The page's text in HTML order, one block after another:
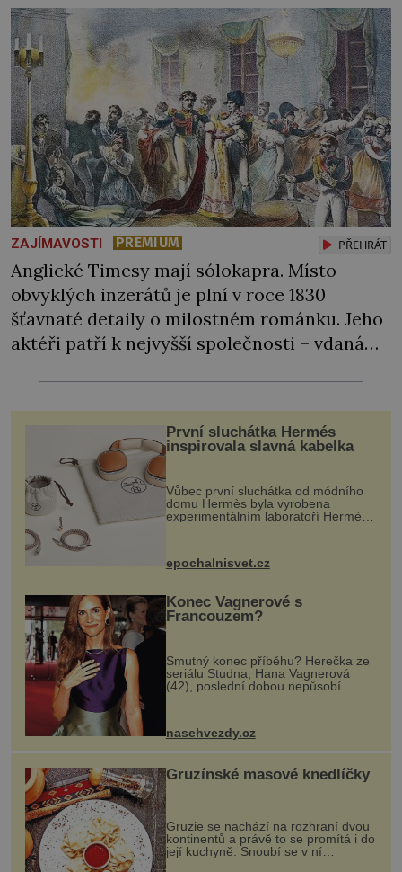
[…]
ZAJÍMAVOSTI PREMIUM PŘEHRÁT
Anglické Timesy mají sólokapra. Místo
obvyklých inzerátů je plní v roce 1830
šťavnaté detaily o milostném románku. Jeho
aktéři patří k nejvyšší společnosti – vdaná
divadla… Diplomatickou obratností se blížil
svému vzoru, kancléři Klemensi
Metternichovi (1773–1859). Stejně jako on se
mohl Felix Schwarzenberg […]
První sluchátka Hermés
inspirovala slavná kabelka
Vůbec první sluchátka od módního
domu Hermès byla vyrobena
experimentálním laboratoří Hermès
kovový...
epochalnisvet.cz
Konec Vagnerové s
Francouzem?
Smutný konec příběhu? Herečka ze
seriálu Studna, Hana Vagnerová
(42), poslední dobou nepůsobí
nasehvezdy.cz
Gruzínské masové knedlíčky
Gruzie se nachází na rozhraní dvou
kontinentů a právě to se promítá i do
její kuchyně. Snoubí se v ní
evropské a asijské chutě a díky tomu